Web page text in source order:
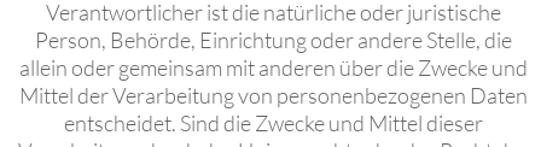
Verantwortlicher ist die natürliche oder juristische
Person, Behörde, Einrichtung oder andere Stelle, die
allein oder gemeinsam mit anderen über die Zwecke und
Mittel der Verarbeitung von personenbezogenen Daten
entscheidet. Sind die Zwecke und Mittel dieser